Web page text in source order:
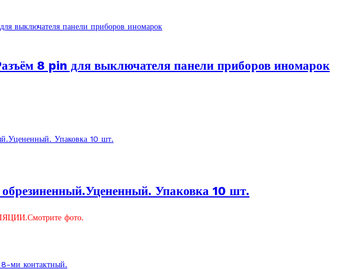
8 pin для выключателя панели приборов иномарок
обрезиненный.Уцененный. Упаковка 10 шт.
фото.